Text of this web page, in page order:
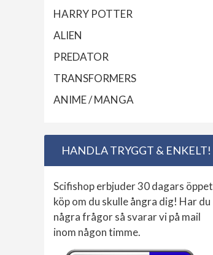
HARRY POTTER
ALIEN
PREDATOR
TRANSFORMERS
ANIME / MANGA
HANDLA TRYGGT & ENKELT!
Scifishop erbjuder 30 dagars öppet
köp om du skulle ångra dig! Har du
några frågor så svarar vi på mail
inom någon timme.